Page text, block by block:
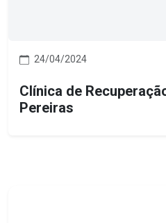
24/04/2024
Clínica de
Pereiras